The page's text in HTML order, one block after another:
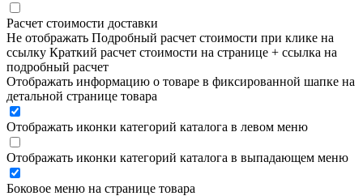
Расчет стоимости доставки
Не отображать Подробный расчет стоимости при клике на
ссылку Краткий расчет стоимости на странице + ссылка на
подробный расчет
Отображать информацию о товаре в фиксированной шапке на
детальной странице товара
Отображать иконки категорий каталога в левом меню
Отображать иконки категорий каталога в выпадающем меню
Боковое меню на странице товара